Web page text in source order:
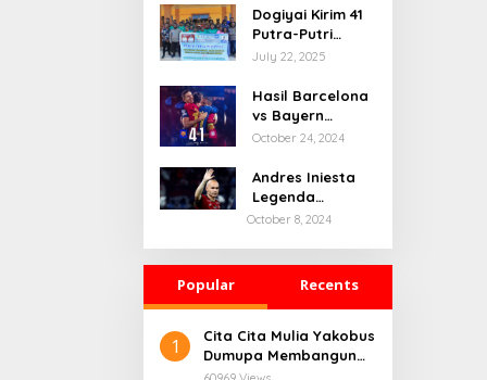
Tebai Resmi
Mulai
Musrenbang
Dogiyai Kirim 41
Putra-Putri
Terbaik ke India
Komitmen Nyata
Bupati Dogiyai
Mencetak
Depan
July 22, 2025
Hasil Barcelona
vs Bayern
Munchen: 4-1
October 24, 2024
Andres Iniesta
Legenda
Barcelona
October 8, 2024
Popular Recents
1
Cita Cita Mulia Yakobus
Dumupa Membangun
Tanah Kelahiran.